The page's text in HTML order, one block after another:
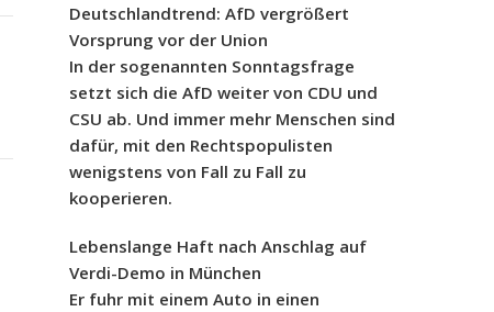
Deutschlandtrend: AfD vergrößert
Vorsprung vor der Union
In der sogenannten Sonntagsfrage
setzt sich die AfD weiter von CDU und
CSU ab. Und immer mehr Menschen sind
dafür, mit den Rechtspopulisten
wenigstens von Fall zu Fall zu
kooperieren.
Lebenslange Haft nach Anschlag auf
Verdi-Demo in München
Er fuhr mit einem Auto in einen